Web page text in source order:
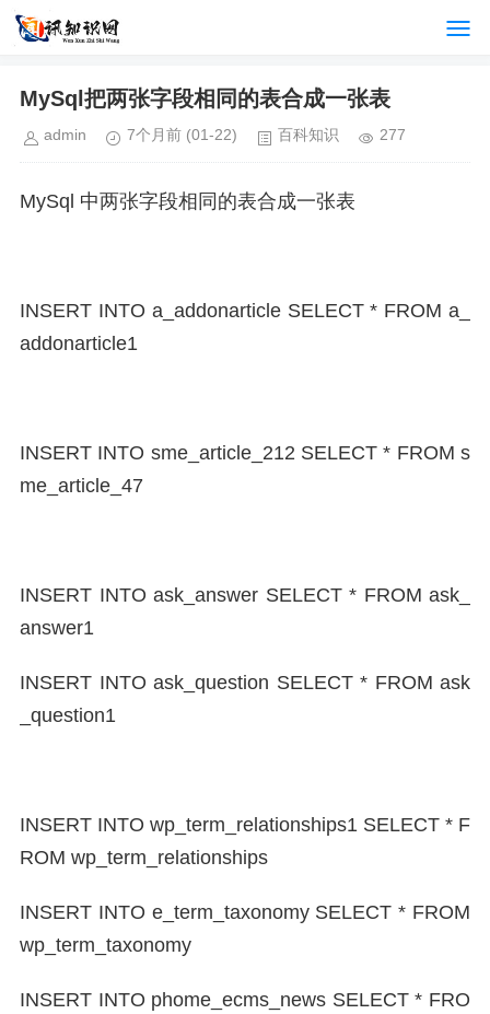
MySql把两张字段相同的表合成一张表
admin 7个月前 (01-22) 百科知识 277
MySql 中两张字段相同的表合成一张表
INSERT INTO a_addonarticle SELECT * FROM a_
addonarticle1
INSERT INTO sme_article_212 SELECT * FROM s
me_article_47
INSERT INTO ask_answer SELECT * FROM ask_
answer1
INSERT INTO ask_question SELECT * FROM ask
_question1
INSERT INTO wp_term_relationships1 SELECT * F
ROM wp_term_relationships
INSERT INTO e_term_taxonomy SELECT * FROM
wp_term_taxonomy
INSERT INTO phome_ecms_news SELECT * FRO